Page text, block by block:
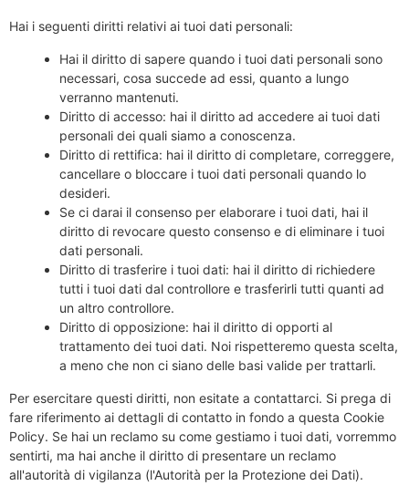
Hai i seguenti diritti relativi ai tuoi dati personali:
Hai il diritto di sapere quando i tuoi dati personali sono
necessari, cosa succede ad essi, quanto a lungo
verranno mantenuti.
Diritto di accesso: hai il diritto ad accedere ai tuoi dati
personali dei quali siamo a conoscenza.
Diritto di rettifica: hai il diritto di completare, correggere,
cancellare o bloccare i tuoi dati personali quando lo
desideri.
Se ci darai il consenso per elaborare i tuoi dati, hai il
diritto di revocare questo consenso e di eliminare i tuoi
dati personali.
Diritto di trasferire i tuoi dati: hai il diritto di richiedere
tutti i tuoi dati dal controllore e trasferirli tutti quanti ad
un altro controllore.
Diritto di opposizione: hai il diritto di opporti al
trattamento dei tuoi dati. Noi rispetteremo questa scelta,
a meno che non ci siano delle basi valide per trattarli.
Per esercitare questi diritti, non esitate a contattarci. Si prega di
fare riferimento ai dettagli di contatto in fondo a questa Cookie
Policy. Se hai un reclamo su come gestiamo i tuoi dati, vorremmo
sentirti, ma hai anche il diritto di presentare un reclamo
all'autorità di vigilanza (l'Autorità per la Protezione dei Dati).